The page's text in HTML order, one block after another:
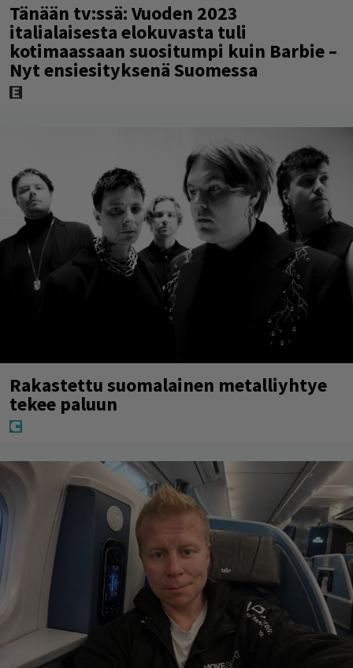
Tänään tv:ssä: Vuoden 2023
italialaisesta elokuvasta tuli
kotimaassaan suositumpi kuin Barbie –
Nyt ensiesityksenä Suomessa
Rakastettu suomalainen metalliyhtye
tekee paluun